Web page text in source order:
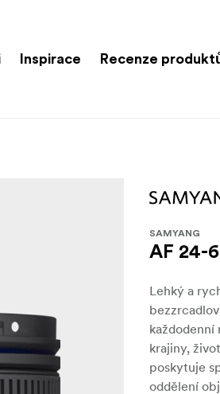
Inspirace Recenze
SAMYANG
AF 24-
Lehký a
každodenní
krajiny,
poskytuje
oddělení